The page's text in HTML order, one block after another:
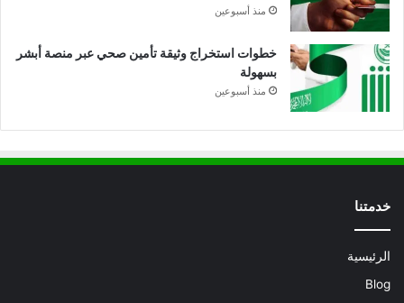
منذ أسبوعين
خطوات استخراج وثيقة تأمين صحي عبر منصة أبشر
بسهولة
منذ أسبوعين
خدمتنا
الرئيسية
Blog